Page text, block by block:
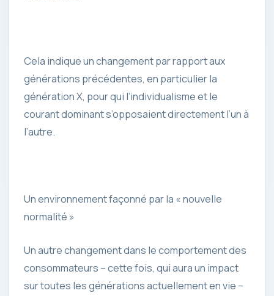
Cela indique un changement par rapport aux
générations précédentes, en particulier la
génération X, pour qui l’individualisme et le
courant dominant s’opposaient directement l’un à
l’autre.
Un environnement façonné par la « nouvelle
normalité »
Un autre changement dans le comportement des
consommateurs – cette fois, qui aura un impact
sur toutes les générations actuellement en vie –